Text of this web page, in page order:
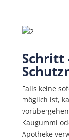
Schritt
Falls keine
möglich ist,
Kaugummi
Apotheke